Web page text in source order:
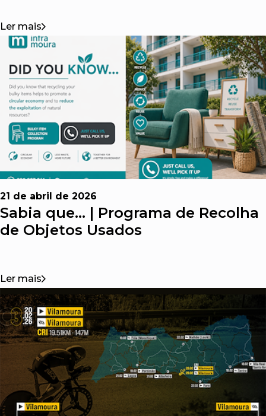
Ler mais
21 de abril de 2026
Sabia que... | Programa de Recolha
de Objetos Usados
Ler mais